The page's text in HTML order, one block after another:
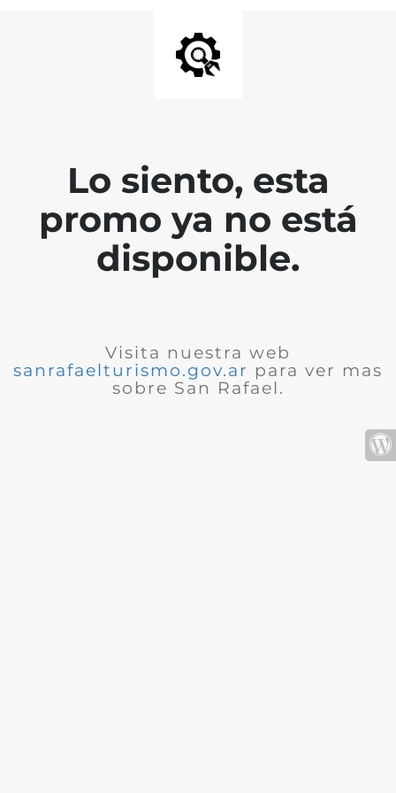
Lo siento, esta
promo ya no está
disponible.
Visita nuestra web
sanrafaelturismo.gov.ar para ver mas
sobre San Rafael.